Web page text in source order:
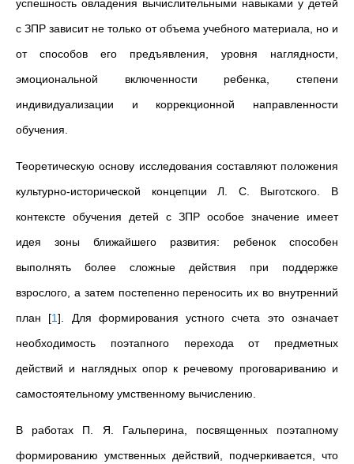
успешность овладения вычислительными навыками у детей
с ЗПР зависит не только от объема учебного материала, но и
от способов его предъявления, уровня наглядности,
эмоциональной включенности ребенка, степени
индивидуализации и коррекционной направленности
обучения.
Теоретическую основу исследования составляют положения
культурно-исторической концепции Л. С. Выготского. В
контексте обучения детей с ЗПР особое значение имеет
идея зоны ближайшего развития: ребенок способен
выполнять более сложные действия при поддержке
взрослого, а затем постепенно переносить их во внутренний
план [1] . Для формирования устного счета это означает
необходимость поэтапного перехода от предметных
действий и наглядных опор к речевому проговариванию и
самостоятельному умственному вычислению.
В работах П. Я. Гальперина, посвященных поэтапному
формированию умственных действий, подчеркивается, что